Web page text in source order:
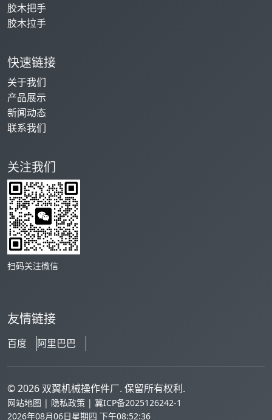
胶木把手
胶木拉手
快速链接
关于我们
产品展示
新闻动态
联系我们
关注我们
扫码关注微信
友情链接
百度 阿里巴巴
© 2026 双翼机械操作件厂. 保留所有权利.
网站地图 | 隐私政策 | 冀ICP备2025126242-1
2026年08月06日星期四 下午08:52:36